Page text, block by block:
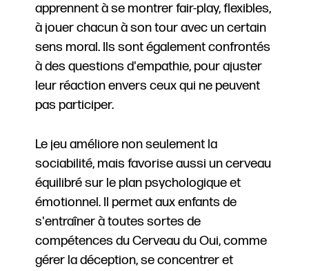
apprennent à se montrer fair-play, flexibles,
à jouer chacun à son tour avec un certain
sens moral. Ils sont également confrontés
à des questions d'empathie, pour ajuster
leur réaction envers ceux qui ne peuvent
pas participer.
Le jeu améliore non seulement la
sociabilité, mais favorise aussi un cerveau
équilibré sur le plan psychologique et
émotionnel. Il permet aux enfants de
s'entraîner à toutes sortes de
compétences du Cerveau du Oui, comme
gérer la déception, se concentrer et